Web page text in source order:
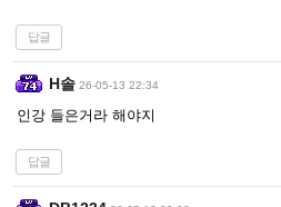
답글
H솔 26-05-13 22:34
인강 들은거라 해야지
답글